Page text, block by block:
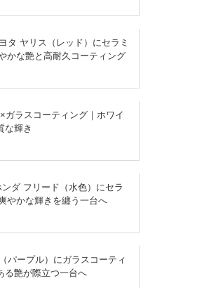
タ ヤリス（レッド）にセラミ
かな艶と高耐久コーティング
ガラスコーティング｜ホワイ
な輝き
ンダ フリード（水色）にセラ
やかな輝きを纏う一台へ
パープル）にガラスコーティ
る艶が際立つ一台へ